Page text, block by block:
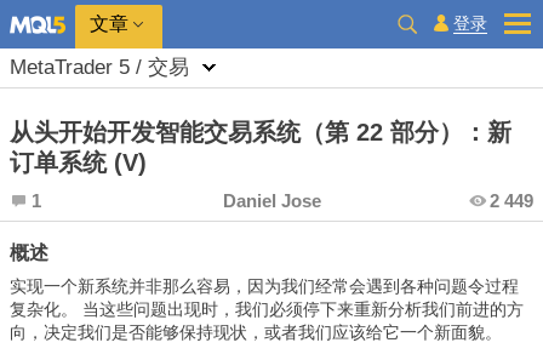
文章 登录
MetaTrader 5 / 交易
从头开始开发智能交易系统（第 22 部分）：新
订单系统 (V)
1 Daniel Jose 2 449
概述
实现一个新系统并非那么容易，因为我们经常会遇到各种问题令过程
复杂化。 当这些问题出现时，我们必须停下来重新分析我们前进的方
向，决定我们是否能够保持现状，或者我们应该给它一个新面貌。